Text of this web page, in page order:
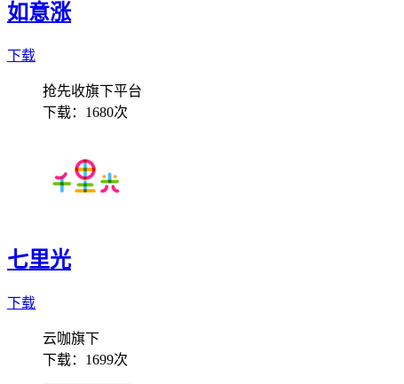
如意涨
下载
抢先收旗下平台
下载： 1680次
七里光
下载
云咖旗下
下载： 1699次